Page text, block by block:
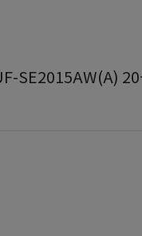
SE2015AW(A)